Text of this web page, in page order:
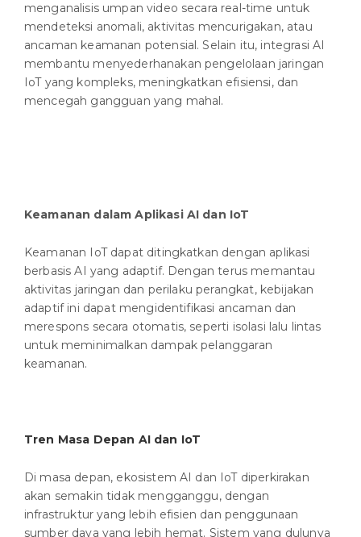
menganalisis umpan video secara real-time untuk
mendeteksi anomali, aktivitas mencurigakan, atau
ancaman keamanan potensial. Selain itu, integrasi AI
membantu menyederhanakan pengelolaan jaringan
IoT yang kompleks, meningkatkan efisiensi, dan
mencegah gangguan yang mahal.
Keamanan dalam Aplikasi AI dan IoT
Keamanan IoT dapat ditingkatkan dengan aplikasi
berbasis AI yang adaptif. Dengan terus memantau
aktivitas jaringan dan perilaku perangkat, kebijakan
adaptif ini dapat mengidentifikasi ancaman dan
merespons secara otomatis, seperti isolasi lalu lintas
untuk meminimalkan dampak pelanggaran
keamanan.
Tren Masa Depan AI dan IoT
Di masa depan, ekosistem AI dan IoT diperkirakan
akan semakin tidak mengganggu, dengan
infrastruktur yang lebih efisien dan penggunaan
sumber daya yang lebih hemat. Sistem yang dulunya